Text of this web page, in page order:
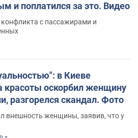
и поплатился за это. Видео
с пассажирами и
в Киеве
красоты оскорбил женщину
разгорелся скандал. Фото
внешность женщины, заявив, что у